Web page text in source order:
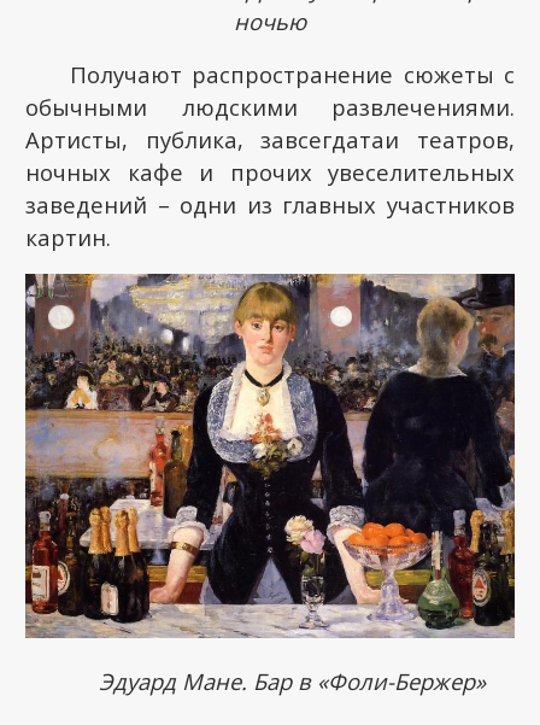
ночью
Получают распространение сюжеты с
обычными людскими развлечениями.
Артисты, публика, завсегдатаи театров,
ночных кафе и прочих увеселительных
заведений – одни из главных участников
картин.
Эдуард Мане. Бар в «Фоли-Бержер»